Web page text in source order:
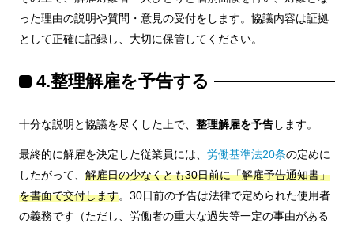
った理由の説明や質問・意見の受付をします。協議内容は証拠
として正確に記録し、大切に保管してください。
4.整理解雇を予告する
十分な説明と協議を尽くした上で、 整理解雇を予告します。
最終的に解雇を決定した従業員には、 労働基準法20条の定めに
したがって、 解雇日の少なくとも30日前に「解雇予告通知書」
を書面で交付します。30日前の予告は法律で定められた使用者
の義務です（ただし、労働者の重大な過失等一定の事由がある